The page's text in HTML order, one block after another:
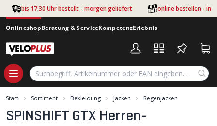
Zum Hauptinhalt springen
bis 17.30 Uhr bestellt - morgen geliefert online bestellen - im
OnlineshopBeratung & ServiceKompetenzErlebnis
Start Sortiment Bekleidung Jacken Regenjacken
SPINSHIFT GTX Herren-